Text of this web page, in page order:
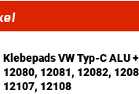
Klebepads VW Typ-C ALU
12080, 12081, 12082,
12107, 12108